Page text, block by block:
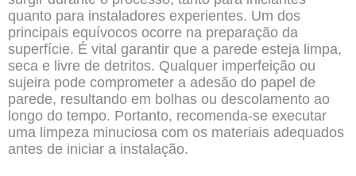
quanto para instaladores experientes. Um dos
principais equívocos ocorre na preparação da
superfície. É vital garantir que a parede esteja limpa,
seca e livre de detritos. Qualquer imperfeição ou
sujeira pode comprometer a adesão do papel de
parede, resultando em bolhas ou descolamento ao
longo do tempo. Portanto, recomenda-se executar
uma limpeza minuciosa com os materiais adequados
antes de iniciar a instalação.